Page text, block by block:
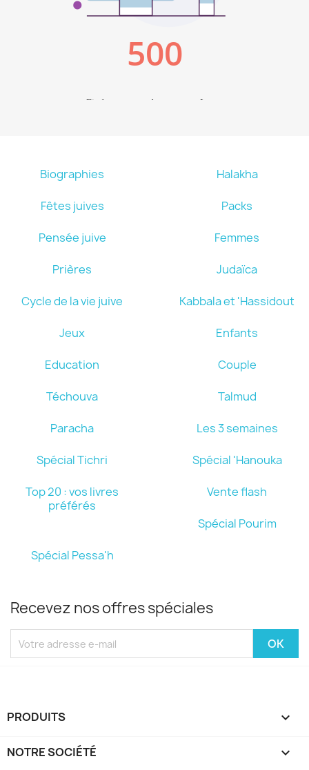
Biographies Halakha
Fêtes juives Packs
Pensée juive Femmes
Prières Judaïca
Cycle de la vie juive Kabbala et 'Hassidout
Jeux Enfants
Education Couple
Téchouva Talmud
Paracha Les 3 semaines
Spécial Tichri Spécial 'Hanouka
Top 20 : vos livres
préférés
Vente flash
Spécial Pourim
Spécial Pessa'h
Recevez nos offres spéciales
PRODUITS 
NOTRE SOCIÉTÉ 